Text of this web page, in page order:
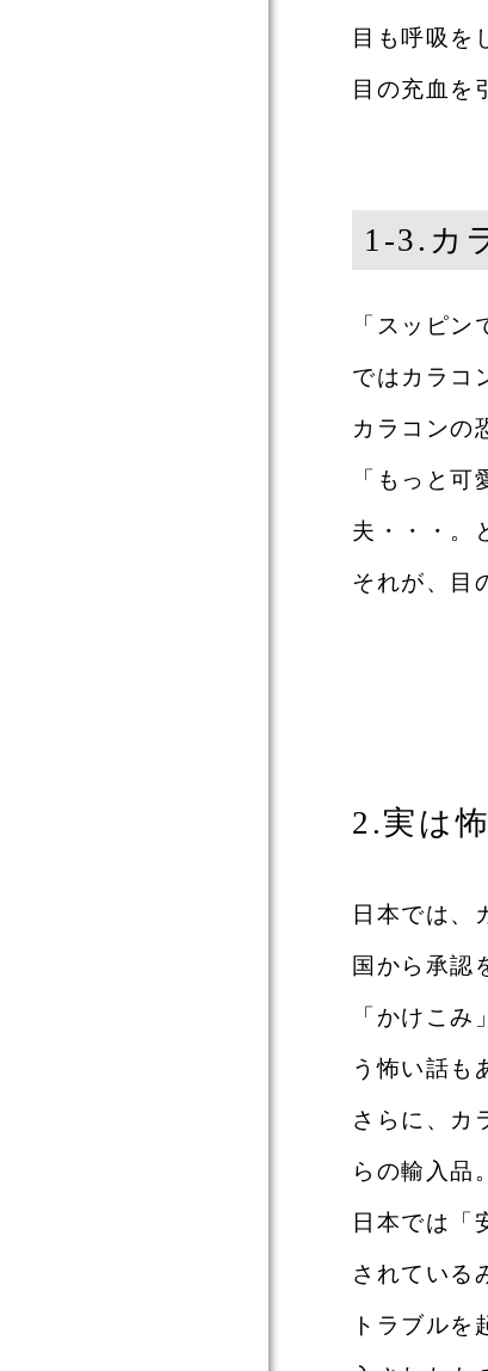
目も呼吸を
目の充血を
1-3.カ
「スッピ
ではカラコ
カラコンの
「もっと
夫・・・。
それが、目
2.実は
日本では、
国から承認
「かけこみ
う怖い話も
さらに、カ
らの輸入品。
日本では「
されている
トラブル